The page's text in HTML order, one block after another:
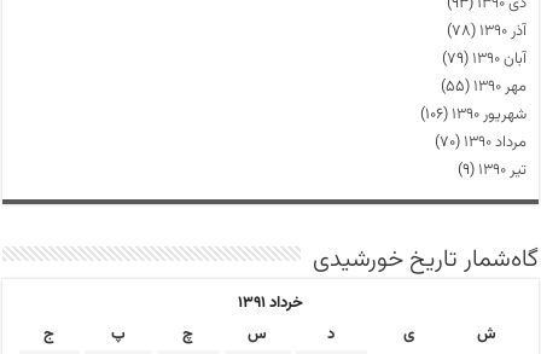
آذر ۱۳۹۰
(۷۸)
آبان ۱۳۹۰
(۷۹)
مهر ۱۳۹۰
(۵۵)
شهریور ۱۳۹۰
(۱۰۶)
مرداد ۱۳۹۰
(۷۰)
تیر ۱۳۹۰
(۹)
گاه‌شمار تاریخ خورشیدی
خرداد ۱۳۹۱
ش
ی د س چ پ ج